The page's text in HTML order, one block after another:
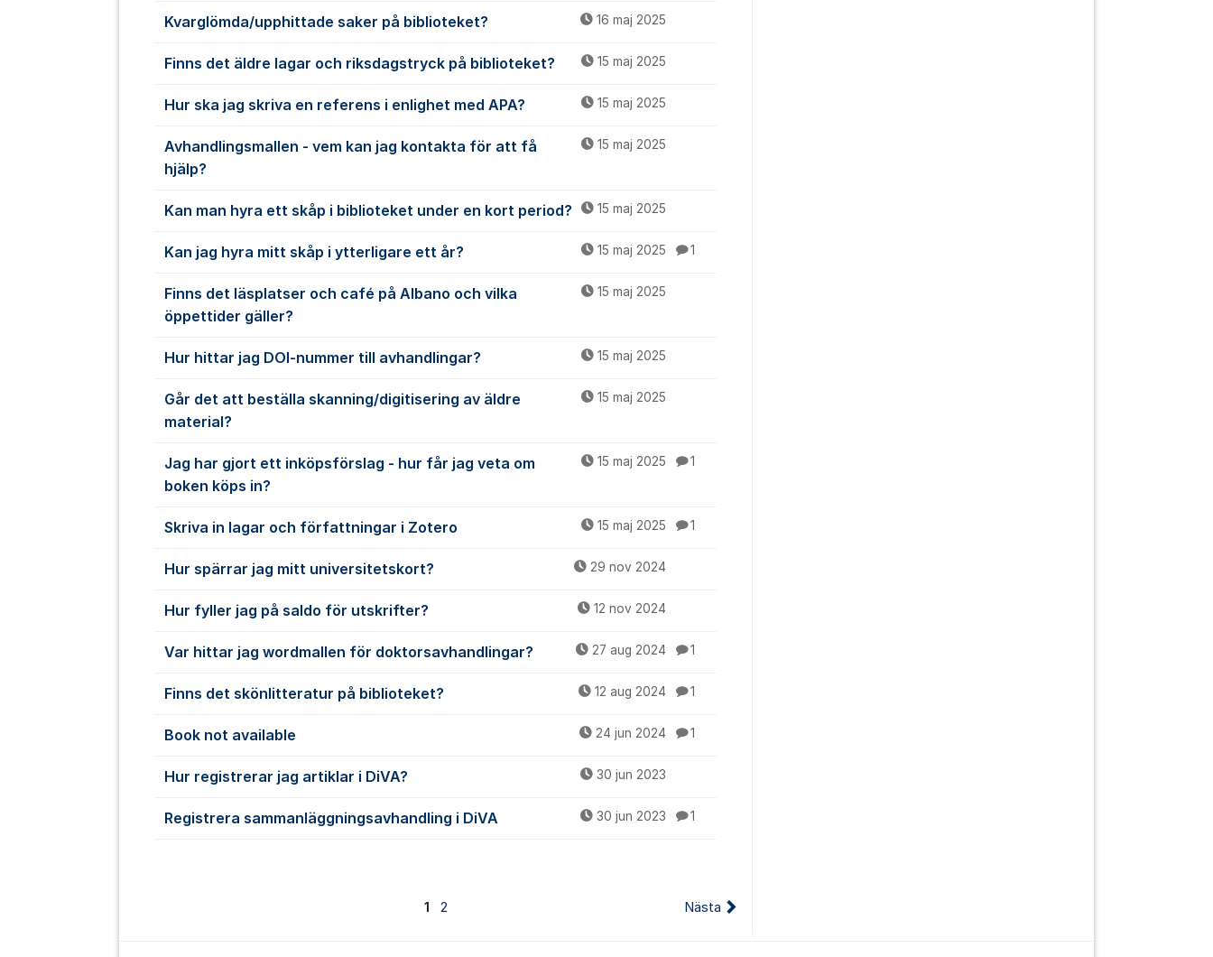
Kvarglömda/upphittade saker på biblioteket? 16 maj 2025
Finns det äldre lagar och riksdagstryck på biblioteket? 15 maj 2025
Hur ska jag skriva en referens i enlighet med APA? 15 maj 2025
Avhandlingsmallen - vem kan jag kontakta för att få
hjälp?
15 maj 2025
Kan man hyra ett skåp i biblioteket under en kort period? 15 maj 2025
Kan jag hyra mitt skåp i ytterligare ett år? 15 maj 2025 1
Finns det läsplatser och café på Albano och vilka
öppettider gäller?
15 maj 2025
Hur hittar jag DOI-nummer till avhandlingar? 15 maj 2025
Går det att beställa skanning/digitisering av äldre
material?
15 maj 2025
Jag har gjort ett inköpsförslag - hur får jag veta om
boken köps in?
15 maj 2025 1
Skriva in lagar och författningar i Zotero 15 maj 2025 1
Hur spärrar jag mitt universitetskort? 29 nov 2024
Hur fyller jag på saldo för utskrifter? 12 nov 2024
Var hittar jag wordmallen för doktorsavhandlingar? 27 aug 2024 1
Finns det skönlitteratur på biblioteket? 12 aug 2024 1
Book not available 24 jun 2024 1
Hur registrerar jag artiklar i DiVA? 30 jun 2023
Registrera sammanläggningsavhandling i DiVA 30 jun 2023 1
1 2 Nästa